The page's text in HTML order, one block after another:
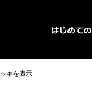
キを表示